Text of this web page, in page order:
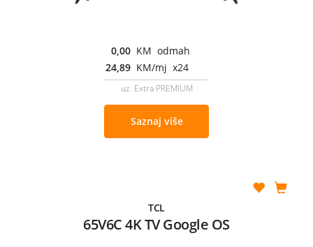
0,00 KM odmah
24,89 KM/mj x24
uz Extra PREMIUM
Saznaj više
TCL
65V6C 4K TV Google OS